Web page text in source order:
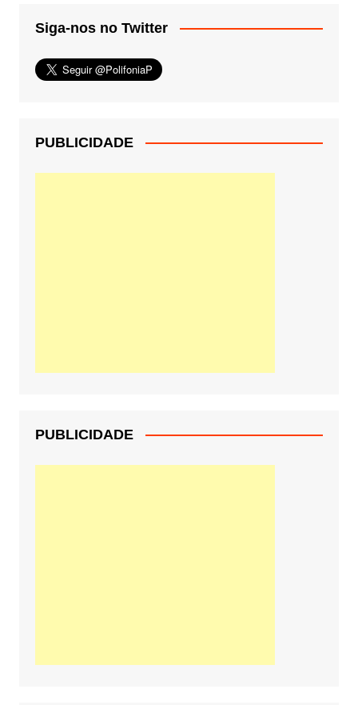
Siga-nos no Twitter
PUBLICIDADE
PUBLICIDADE